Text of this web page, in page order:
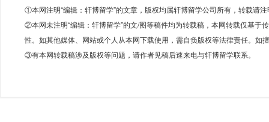
①本网注明“编辑：轩博留学”的文章，版权均属轩博留学公司所有，转载请
②本网未注明“编辑：轩博留学”的文/图等稿件均为转载稿，本网转载仅基
性。如其他媒体、网站或个人从本网下载使用，需自负版权等法律责任。如
③有本网转载稿涉及版权等问题，请作者见稿后速来电与轩博留学联系。